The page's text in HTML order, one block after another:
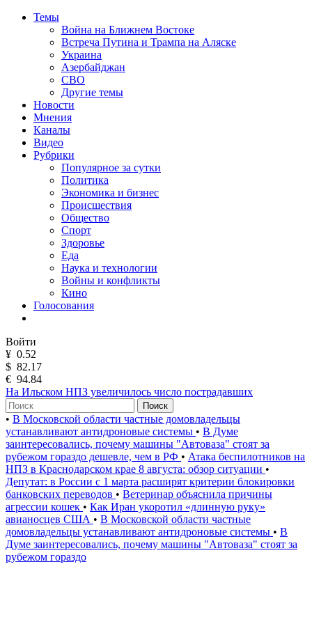
Темы
Война на Ближнем Востоке
Встреча Путина и Трампа на Аляске
Украина
Азербайджан
СВО
Другие темы
Новости
Мнения
Каналы
Видео
Рубрики
Популярное за сутки
Политика
Экономика и бизнес
Происшествия
Общество
Спорт
Здоровье
Еда
Наука и технологии
Войны и конфликты
Кино
Голосования
Войти
¥ 0.52
$ 82.17
€ 94.84
На Ильском НПЗ увеличилось число пострадавших
Поиск
• В Московской области частные домовладельцы
устанавливают антидроновые системы • В Думе
заинтересовались, почему машины "Автоваза" стоят за
рубежом гораздо дешевле, чем в РФ • Атака беспилотников на
НПЗ в Краснодарском крае 8 августа: обзор ситуации •
Депутат: в России с 1 марта расширят критерии блокировки
банковских переводов • Ветеринар объяснила причины
агрессии кошек • Как Иран укоротил «длинную руку»
авианосцев США • В Московской области частные
домовладельцы устанавливают антидроновые системы • В
Думе заинтересовались, почему машины "Автоваза" стоят за
рубежом гораздо